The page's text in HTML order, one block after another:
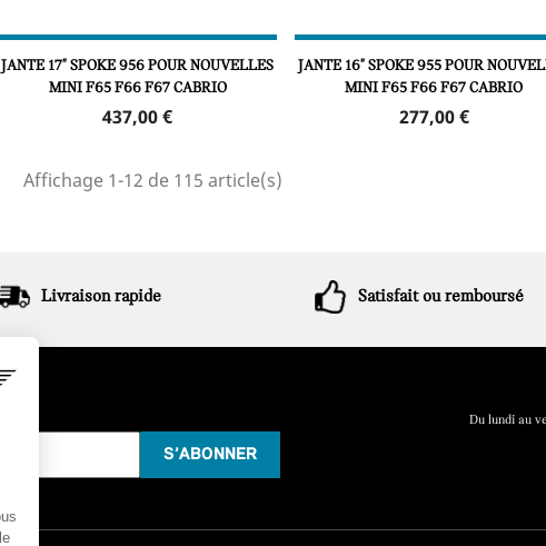
JANTE 17" SPOKE 956 POUR NOUVELLES
MINI F65 F66 F67 CABRIO
Prix
437,00 €
JANTE 16" SPOKE 955 POUR
MINI F65 F66 F67 CABRIO
Prix
277,00 €
Affichage 1-12 de 115 article(s)
Livraison rapide Satisfait ou remboursé
Du lundi au